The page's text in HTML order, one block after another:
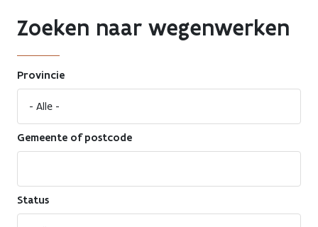
Zoeken naar wegenwerken
Provincie
Gemeente of postcode
Status